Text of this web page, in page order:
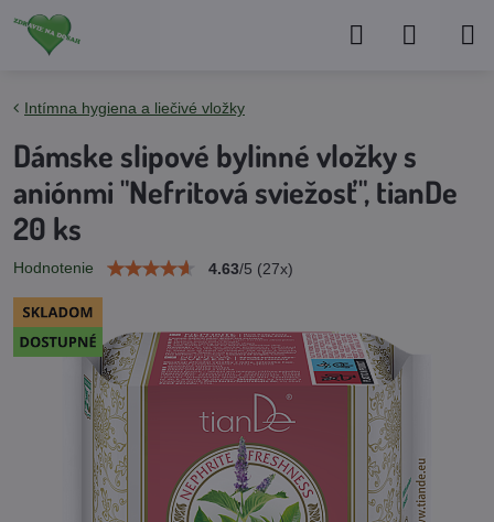
Intímna hygiena a liečivé vložky
Dámske slipové bylinné vložky s
aniónmi "Nefritová sviežosť", tianDe
20 ks
Hodnotenie 4.63/5 (27x)